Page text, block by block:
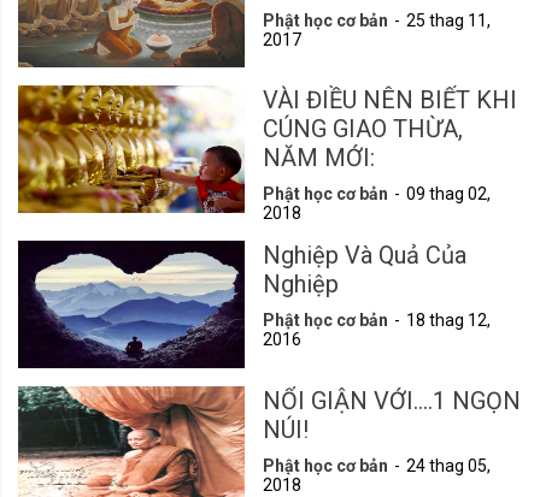
Phật học cơ bản
25 thag 11,
2017
VÀI ĐIỀU NÊN BIẾT KHI
CÚNG GIAO THỪA,
NĂM MỚI:
Phật học cơ bản
09 thag 02,
2018
Nghiệp Và Quả Của
Nghiệp
Phật học cơ bản
18 thag 12,
2016
NỔI GIẬN VỚI....1 NGỌN
NÚI!
Phật học cơ bản
24 thag 05,
2018